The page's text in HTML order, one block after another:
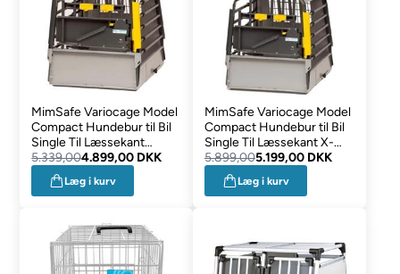
MimSafe Variocage Model
Compact Hundebur til Bil
Single Til Læssekant
LARGE
5.339,004.899,00 DKK
Læg i kurv
MimSafe Variocage Model
Compact Hundebur til Bil
Single Til Læssekant X-
LARGE
5.899,005.199,00 DKK
Læg i kurv